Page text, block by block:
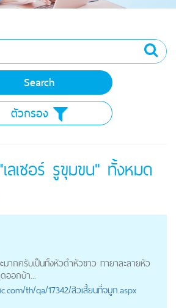
ตัวกรอง
ลเซอร์ รูขุมขน" ทั้งหมด
มากครับเป็นทั้งหัวดำหัวขาว ทายาละลายหัว
ออกบ้า...
/th/qa/17342/สิวเสี้ยนที่จมูก.aspx